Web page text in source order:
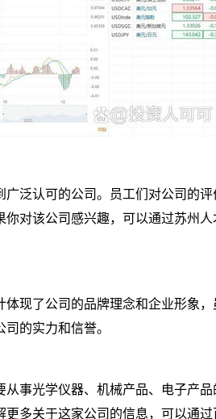
泛认可的公司。员工们对公司的
对该公司感兴趣，可以通过苏州
现了公司的品牌理念和企业形象
的实力和信誉。
事光学仪器、机械产品、电子产
多关于这家公司的信息，可以通